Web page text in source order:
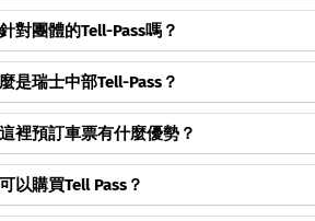
第一個按讚這個常見問題的人。
完整回答與詳情
第一個按讚這個常見問題的人。
持有人有機會僅花費30瑞士法郎購買狗票
看完整回答與詳情
第一個按讚這個常見問題的人。
對團體的Tell-Pass嗎？
本身已是折扣產品，因此不再提供團體折
看完整回答與詳情
第一個按讚這個常見問題的人。
是瑞士中部Tell-Pass？
是瑞士中部的區域鐵路通行證，可免費
供的眾多折扣。
完整回答與詳情
裡預訂車票有什麼優勢？
運商，安全預訂，即時確認。
以購買Tell Pass？
瑞士公民均可購買。